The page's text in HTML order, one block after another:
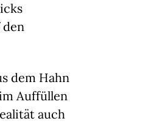
dem Hahn
Auffüllen
auch